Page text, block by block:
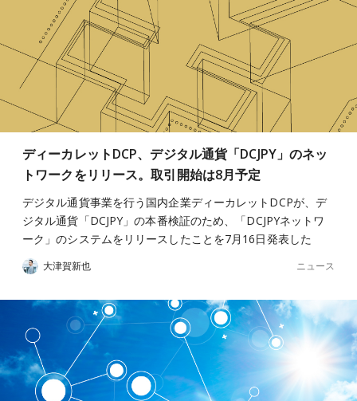
ディーカレットDCP、デジタル通貨「DCJPY」のネッ
トワークをリリース。取引開始は8月予定
デジタル通貨事業を行う国内企業ディーカレットDCPが、デ
ジタル通貨「DCJPY」の本番検証のため、「DCJPYネットワ
ーク」のシステムをリリースしたことを7月16日発表した
大津賀新也 ニュース